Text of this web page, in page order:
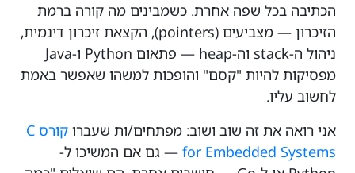
הכתיבה בכל שפה אחרת. כשמבינים מה קורה ברמת
הזיכרון — מצביעים (pointers), הקצאת זיכרון דינמית,
ניהול ה-stack וה-heap — פתאום Python ו-Java
מפסיקות להיות "קסם" והופכות למשהו שאפשר באמת
לחשוב עליו.
אני רואה את זה שוב ושוב: מפתחים/ות שעברו
קורס C
for Embedded Systems — גם אם המשיכו ל-